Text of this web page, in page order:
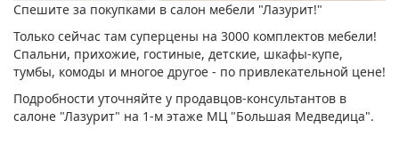
Спешите за покупками в салон мебели "Лазурит!"
Только сейчас там суперцены на 3000 комплектов мебели!
Спальни, прихожие, гостиные, детские, шкафы-купе,
тумбы, комоды и многое другое - по привлекательной цене!
Подробности уточняйте у продавцов-консультантов в
салоне "Лазурит" на 1-м этаже МЦ "Большая Медведица".